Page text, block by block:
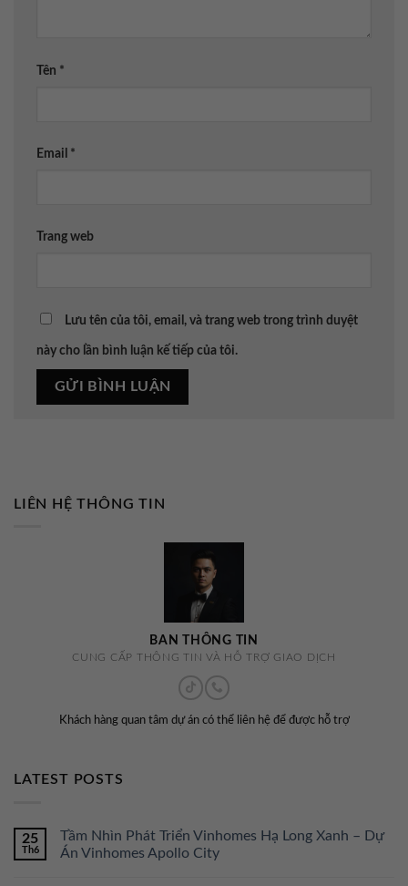
Tên *
Email *
Trang web
Lưu tên của tôi, email, và trang web trong trình duyệt
này cho lần bình luận kế tiếp của tôi.
LIÊN HỆ THÔNG TIN
BAN THÔNG TIN
CUNG CẤP THÔNG TIN VÀ HỖ TRỢ GIAO DỊCH
Khách hàng quan tâm dự án có thể liên hệ để được hỗ trợ
LATEST POSTS
25
Th6
Tầm Nhìn Phát Triển Vinhomes Hạ Long Xanh – Dự
Án Vinhomes Apollo City